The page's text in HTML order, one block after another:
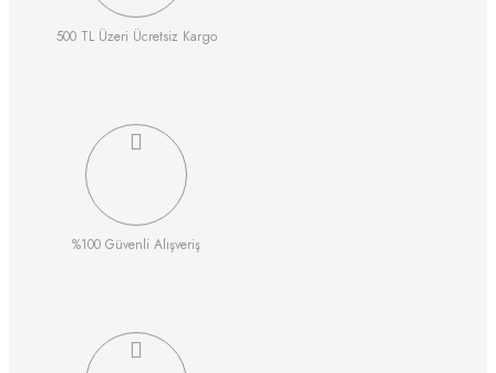
500 TL Üzeri Ücretsiz Kargo
%100 Güvenli Alışveriş